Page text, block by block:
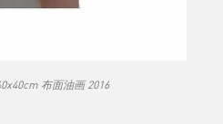
布面油画 2016